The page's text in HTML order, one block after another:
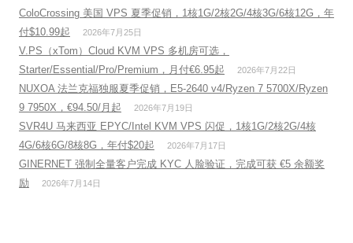
ColoCrossing 美国 VPS 夏季促销，1核1G/2核2G/4核3G/6核12G，年
付$10.99起
2026年7月25日
V.PS（xTom）Cloud KVM VPS 多机房可选，
Starter/Essential/Pro/Premium，月付€6.95起
2026年7月22日
NUXOA 法兰克福独服夏季促销，E5-2640 v4/Ryzen 7 5700X/Ryzen
9 7950X，€94.50/月起
2026年7月19日
SVR4U 马来西亚 EPYC/Intel KVM VPS 闪促，1核1G/2核2G/4核
4G/6核6G/8核8G，年付$20起
2026年7月17日
GINERNET 强制全量客户完成 KYC 人脸验证，完成可获 €5 余额奖
励
2026年7月14日